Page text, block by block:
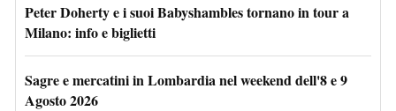
Peter Doherty e i suoi Babyshambles tornano in tour a
Milano: info e biglietti
Sagre e mercatini in Lombardia nel weekend dell'8 e 9
Agosto 2026